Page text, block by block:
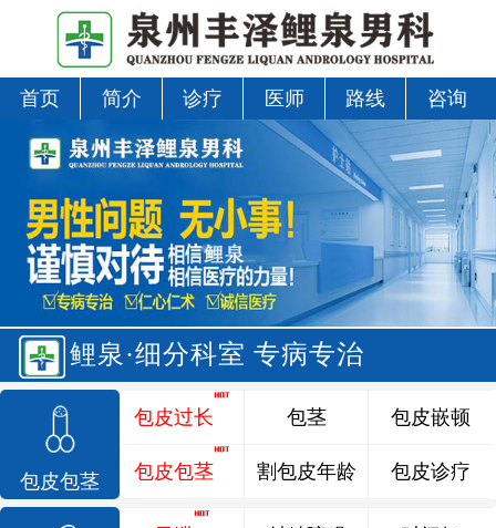
首页 简介 诊疗 医师 路线 咨询
鲤泉·细分科室 专病专治
包皮包茎
包皮过长
包皮包茎
包茎
割包皮年龄
包皮嵌顿
包皮诊疗